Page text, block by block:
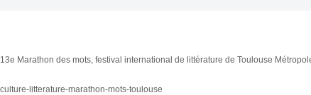
13e Marathon des mots, festival international de littérature de Toulouse
culture-litterature-marathon-mots-toulouse